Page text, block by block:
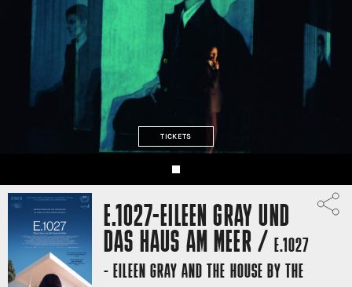
TICKETS
E.1027-EILEEN GRAY UND
DAS HAUS AM MEER /E.1027
- EILEEN GRAY AND THE HOUSE BY THE